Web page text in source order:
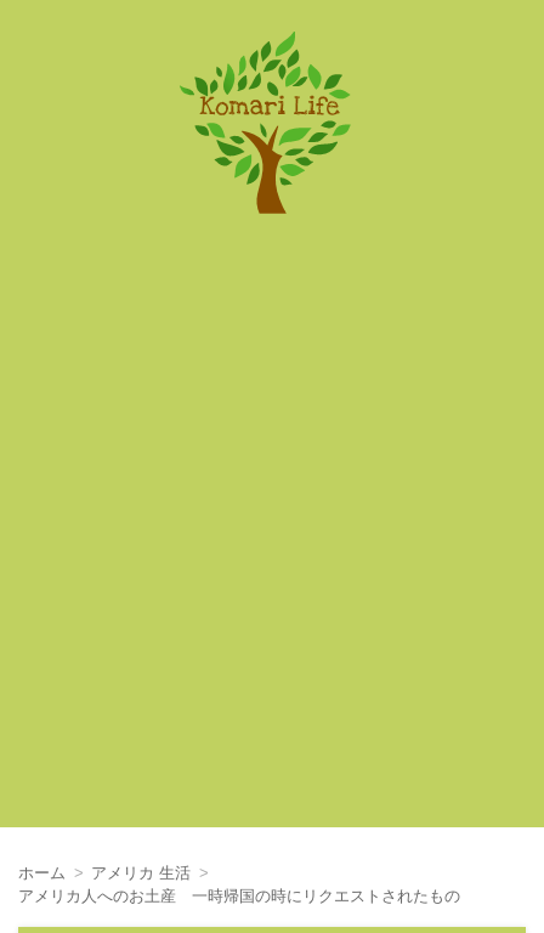
ホーム
アメリカ 生活
アメリカ人へのお土産 一時帰国の時にリクエストされたもの